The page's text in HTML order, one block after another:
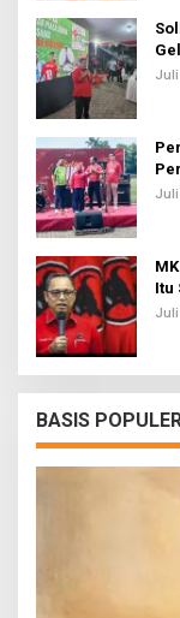
Juli
Juli
Itu
Juli
BASIS